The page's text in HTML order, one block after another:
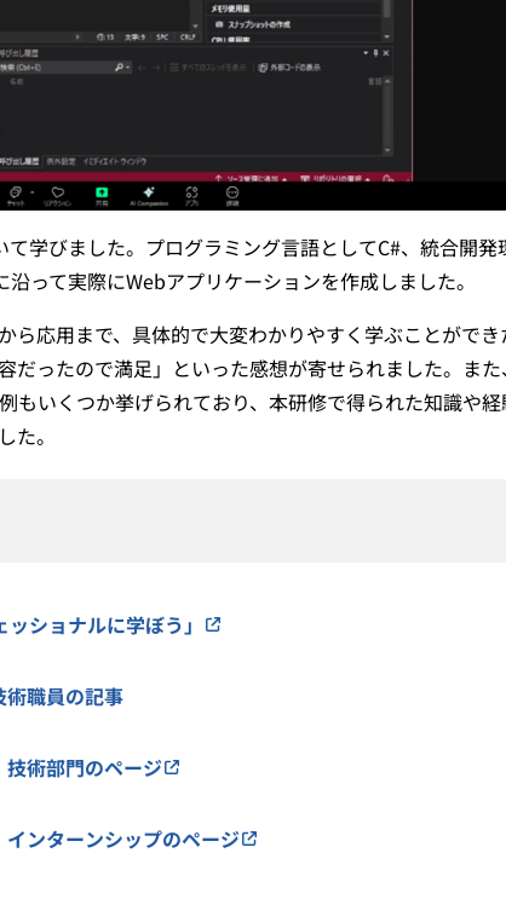
学びました。プログラミング言語としてC#、統合開発
って実際にWebアプリケーションを作成しました。
ら応用まで、具体的で大変わかりやすく学ぶことができ
だったので満足」といった感想が寄せられました。ま
もいくつか挙げられており、本研修で得られた知識や
た。
ショナルに学ぼう」
術職員の記事
術部門のページ
ンターンシップのページ